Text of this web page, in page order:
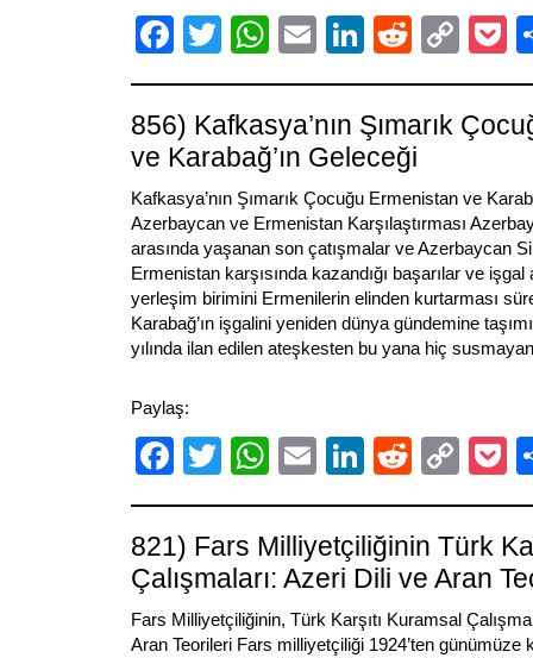
Facebook
TwitterWhatsApp
EmailLinkedIn
Reddit
Link
856) Kafkasya’nın Şımarık
ve Karabağ’ın Geleceği
Kafkasya’nın Şımarık Çocuğu Ermenistan ve
Azerbaycan ve Ermenistan Karşılaştırması
arasında yaşanan son çatışmalar ve Azerbaycan
Ermenistan karşısında kazandığı başarılar ve işgal
yerleşim birimini Ermenilerin elinden kurtarması
Karabağ’ın işgalini yeniden dünya gündemine
yılında ilan edilen ateşkesten bu yana hiç
Paylaş:
Facebook
TwitterWhatsApp
EmailLinkedIn
Reddit
Link
821) Fars Milliyetçiliğinin Türk
Çalışmaları: Azeri Dili ve Aran
Fars Milliyetçiliğinin, Türk Karşıtı Kuramsal
Aran Teorileri Fars milliyetçiliği 1924’ten günümüze